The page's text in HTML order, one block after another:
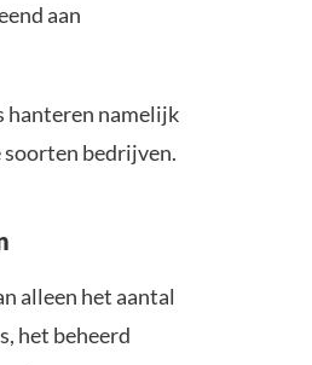
aan
hanteren namelijk
soorten bedrijven.
alleen het aantal
het beheerd